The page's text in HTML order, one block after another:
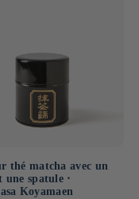
thé matcha avec un
une spatule ⋅
Koyamaen